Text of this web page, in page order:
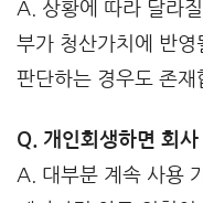
A. 상황에 따라 달라
부가 청산가치에 반
판단하는 경우도 존재
Q. 개인회생하면 회
A. 대부분 계속 사용